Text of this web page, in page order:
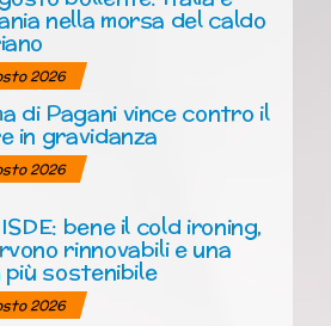
nella morsa del caldo
2026
di Pagani vince contro il
in gravidanza
2026
bene il cold ironing,
rinnovabili e una
sostenibile
2026